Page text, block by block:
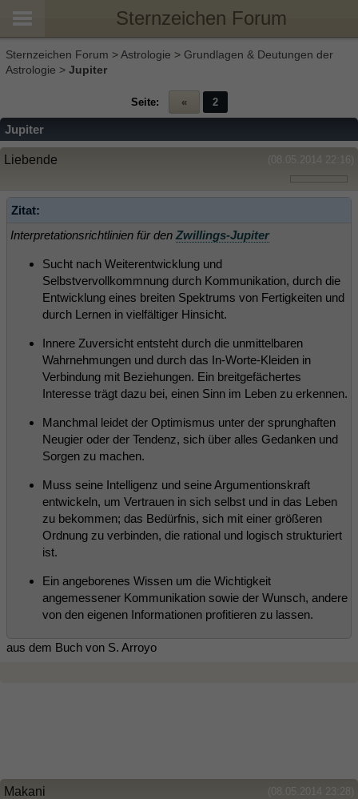
Sternzeichen Forum
Sternzeichen Forum >Astrologie > Grundlagen & Deutungen der
Astrologie > Jupiter
Seite: « 2
Jupiter
(08.05.2014 22:16)
Liebende
Zitat:
Interpretationsrichtlinien für den Zwillings-Jupiter
Sucht nach Weiterentwicklung und
Selbstvervollkommnung durch Kommunikation, durch die
Entwicklung eines breiten Spektrums von Fertigkeiten und
durch Lernen in vielfältiger Hinsicht.
Innere Zuversicht entsteht durch die unmittelbaren
Wahrnehmungen und durch das In-Worte-Kleiden in
Verbindung mit Beziehungen. Ein breitgefächertes
Interesse trägt dazu bei, einen Sinn im Leben zu erkennen.
Manchmal leidet der Optimismus unter der sprunghaften
Neugier oder der Tendenz, sich über alles Gedanken und
Sorgen zu machen.
Muss seine Intelligenz und seine Argumentionskraft
entwickeln, um Vertrauen in sich selbst und in das Leben
zu bekommen; das Bedürfnis, sich mit einer größeren
Ordnung zu verbinden, die rational und logisch strukturiert
ist.
Ein angeborenes Wissen um die Wichtigkeit
angemessener Kommunikation sowie der Wunsch, andere
von den eigenen Informationen profitieren zu lassen.
aus dem Buch von S. Arroyo
(08.05.2014 23:28)
Makani